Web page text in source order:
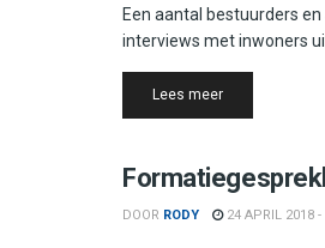
Een aantal bestuurders
interviews met inwoners
Lees meerDetails
DOOR RODY 24 APRIL 2018 -